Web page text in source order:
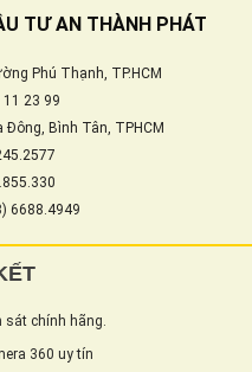
TƯ AN THÀNH PHÁT
Phú Thạnh, TP.HCM
11 23 99
Bình Tân, TPHCM
6688.4949
sát chính hãng.
360 uy tín